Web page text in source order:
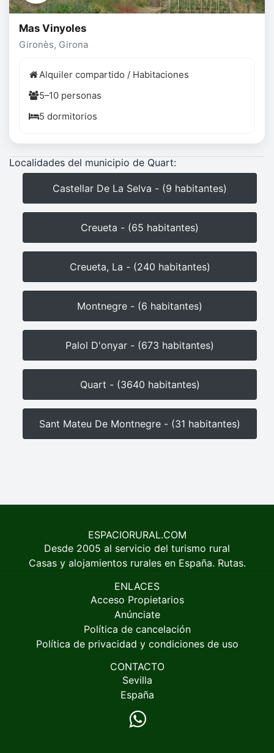
Mas Vinyoles
Gironès, Girona
Alquiler compartido / Habitaciones
5–10 personas
5 dormitorios
Localidades del municipio de Quart:
Castellar De La Selva - (9 habitantes)
Creueta - (65 habitantes)
Creueta, La - (240 habitantes)
Montnegre - (6 habitantes)
Palol D'onyar - (673 habitantes)
Quart - (3640 habitantes)
Sant Mateu De Montnegre - (31 habitantes)
ESPACIORURAL.COM
Desde 2005 al servicio del turismo rural
Casas y alojamientos rurales en España. Rutas.
ENLACES
Acceso Propietarios
Anúnciate
Política de cancelación
Política de privacidad y condiciones de uso
CONTACTO
Sevilla
España